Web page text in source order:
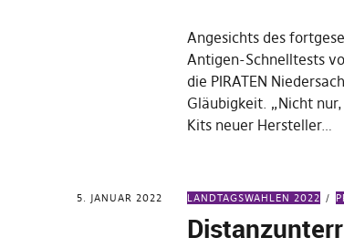
Angesichts des
Antigen-Schnelltests
die PIRATEN
Gläubigkeit. „Nicht
Kits neuer Hersteller…
5. JANUAR 2022 LANDTAGSWAHLEN 2022